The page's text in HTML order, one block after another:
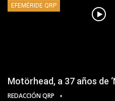
EFEMÉRIDE QRP
Motörhead, a 37 años de
REDACCIÓN QRP